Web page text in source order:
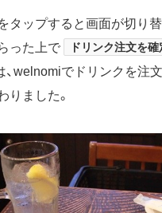
タップすると画面が切り
った上で
ドリンク注文を確
、welnomiでドリンクを注
りました。